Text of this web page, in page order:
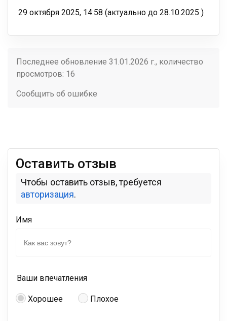
29 октября 2025, 14:58 (актуально до 28.10.2025 )
Последнее обновление 31.01.2026 г., количество
просмотров: 16
Сообщить об ошибке
Оставить отзыв
Чтобы оставить отзыв, требуется
авторизация.
Имя
Ваши впечатления
Хорошее Плохое